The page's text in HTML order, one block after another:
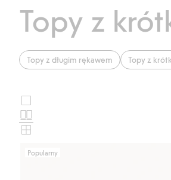
Topy z
Topy z długim rękawem Topy z
Wybierz
układ
karty
Popularny